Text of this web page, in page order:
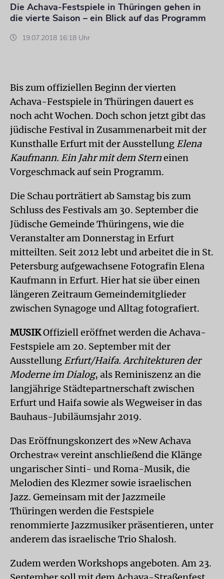
Die Achava-Festspiele in Thüringen gehen in
die vierte Saison – ein Blick auf das Programm
19.07.2018 16:18 Uhr
Bis zum offiziellen Beginn der vierten
Achava-Festspiele in Thüringen dauert es
noch acht Wochen. Doch schon jetzt gibt das
jüdische Festival in Zusammenarbeit mit der
Kunsthalle Erfurt mit der Ausstellung Elena
Kaufmann. Ein Jahr mit dem Sterneinen
Vorgeschmack auf sein Programm.
Die Schau porträtiert ab Samstag bis zum
Schluss des Festivals am 30. September die
Jüdische Gemeinde Thüringens, wie die
Veranstalter am Donnerstag in Erfurt
mitteilten. Seit 2012 lebt und arbeitet die in St.
Petersburg aufgewachsene Fotografin Elena
Kaufmann in Erfurt. Hier hat sie über einen
längeren Zeitraum Gemeindemitglieder
zwischen Synagoge und Alltag fotografiert.
MUSIKOffiziell eröffnet werden die Achava-
Festspiele am 20. September mit der
Ausstellung Erfurt/Haifa. Architekturen der
Moderne im Dialog, als Reminiszenz an die
langjährige Städtepartnerschaft zwischen
Erfurt und Haifa sowie als Wegweiser in das
Bauhaus-Jubiläumsjahr 2019.
Das Eröffnungskonzert des »New Achava
Orchestra« vereint anschließend die Klänge
ungarischer Sinti- und Roma-Musik, die
Melodien des Klezmer sowie israelischen
Jazz. Gemeinsam mit der Jazzmeile
Thüringen werden die Festspiele
renommierte Jazzmusiker präsentieren, unter
anderem das israelische Trio Shalosh.
Zudem werden Workshops angeboten. Am 23.